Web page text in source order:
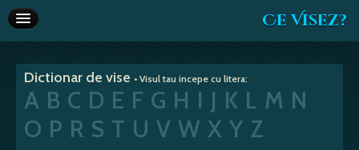
Ce Visez?
Interpretare vise
Articole
Dictionar de vise • Visul tau incepe cu litera:
A B C D E F G H I J K L M N
O P R S T U V W X Y Z